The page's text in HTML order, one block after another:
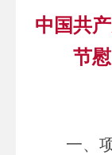
中国共
节
一、